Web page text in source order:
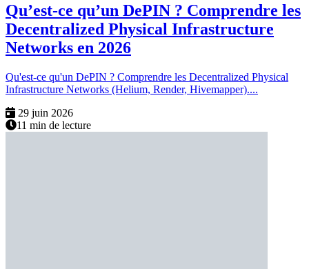
Qu’est-ce qu’un DePIN ? Comprendre les
Decentralized Physical Infrastructure
Networks en 2026
Qu'est-ce qu'un DePIN ? Comprendre les Decentralized Physical
Infrastructure Networks (Helium, Render, Hivemapper)....
29 juin 2026
11 min de lecture